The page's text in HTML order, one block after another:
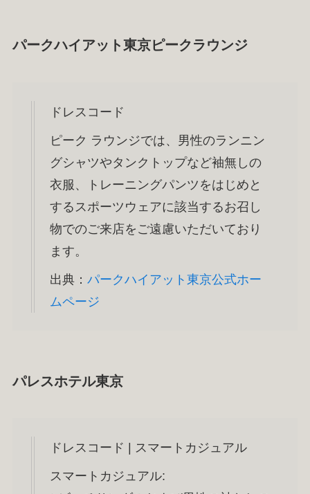
パークハイアット東京ピークラウンジ
ドレスコード
ピーク ラウンジでは、男性のランニン
グシャツやタンクトップなど袖無しの
衣服、トレーニングパンツをはじめと
するスポーツウェアに該当するお召し
物でのご来店をご遠慮いただいており
ます。
出典： パークハイアット東京公式ホー
ムページ
パレスホテル東京
ドレスコード | スマートカジュアル
スマートカジュアル: